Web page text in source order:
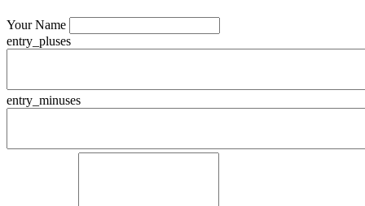
Your Name
entry_pluses
entry_minuses